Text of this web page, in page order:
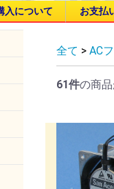
入について お支払
NCS
NJC
NR
NET
NT
圧着タイプ
SCK
SCH
BTS
PRC03
PRC04
EPRC05
R01
R03
ER05
HR10
HR10A
KMC
SR30
RM15
RM12
JR
HS
SRCN
N/MS
CF
NHVC
17JE
CTH
CTF
全て > AC
61件の商